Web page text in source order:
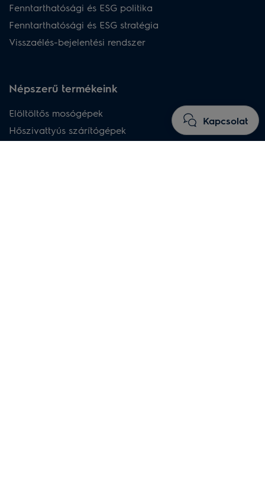
Kapcsolat
Fenntarthatósági és ESG politika
Fenntarthatósági és ESG stratégia
Visszaélés-bejelentési rendszer
Népszerű termékeink
Elöltöltős mosógépek
Hőszivattyús szárítógépek